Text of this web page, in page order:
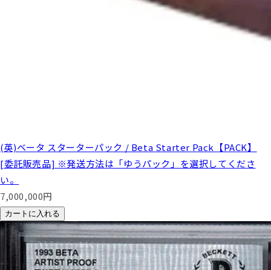
(英)ベータ スターターパック / Beta Starter Pack【PACK】
[委託販売品] ※発送方法は「ゆうパック」を選択してくださ
い。
7,000,000円
カートに入れる